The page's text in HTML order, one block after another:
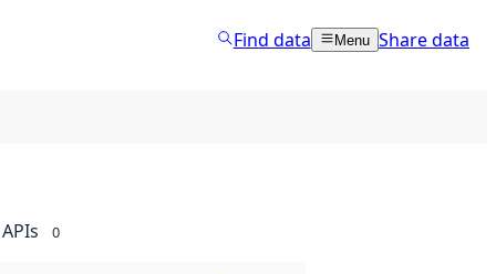
Find data Menu Share data
APIs 0